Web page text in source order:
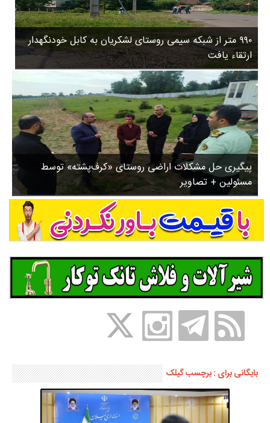
روستاها
ورزشی
سیاسی
چندرسانه ای
مسیر گردشگری دیلمان
درباره ما
۹۹۰ متر از شبکه سیمی روستای لشکریان به کابل خودنگهدار
ارتقاء یافت
پیگیری حل مشکلات اراضی روستای «کرف‌پشته» توسط
مسئولین + تصاویر
۳
۵
۸
ب
ا
ز
ن
ش
س
ت
ش
د
.
بایگانی برای : برچسب گیلک